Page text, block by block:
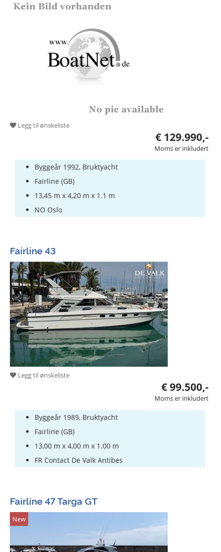
Legg til ønskeliste
€ 129.990,-
Moms er inkludert
Byggeår 1992, Bruktyacht
Fairline (GB)
13,45 m x 4,20 m x 1.1 m
NO Oslo
Fairline 43
Legg til ønskeliste
€ 99.500,-
Moms er inkludert
Byggeår 1989, Bruktyacht
Fairline (GB)
13,00 m x 4,00 m x 1.00 m
FR Contact De Valk Antibes
Fairline 47 Targa GT
New